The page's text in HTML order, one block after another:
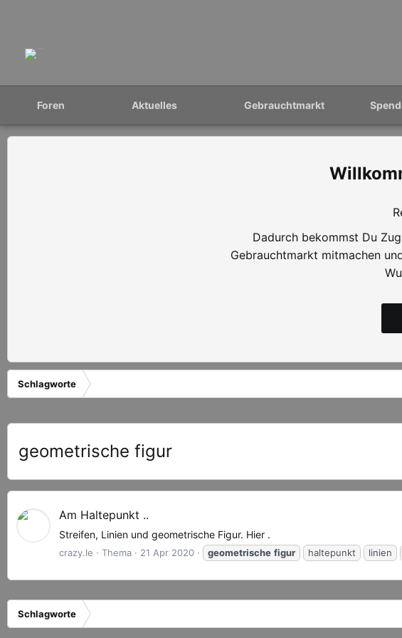
Foren Aktuelles Gebrauchtmarkt
Dadurch bekommst Du
Gebrauchtmarkt mitmachen
Schlagworte
geometrische figur
Am Haltepunkt ..
Streifen, Linien und geometrische Figur. Hier .
crazy.le Thema 21 Apr 2020 geometrische figur haltepunkt linien
Schlagworte